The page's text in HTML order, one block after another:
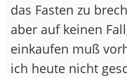
das Fasten zu
aber auf keinen
einkaufen muß
ich heute nicht